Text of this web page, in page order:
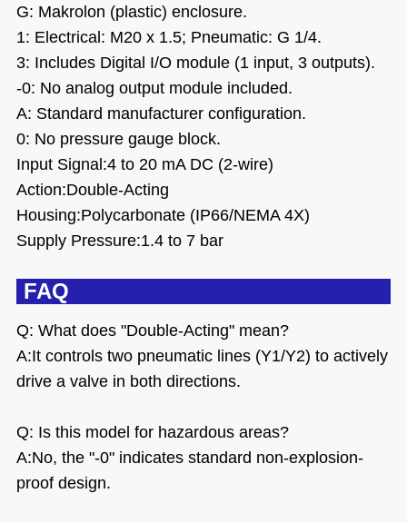
G: Makrolon (plastic) enclosure.
1: Electrical: M20 x 1.5; Pneumatic: G 1/4.
3: Includes Digital I/O module (1 input, 3 outputs).
-0: No analog output module included.
A: Standard manufacturer configuration.
0: No pressure gauge block.
Input Signal:4 to 20 mA DC (2-wire)
Action:Double-Acting
Housing:Polycarbonate (IP66/NEMA 4X)
Supply Pressure:1.4 to 7 bar
FAQ
Q: What does "Double-Acting" mean?
A:It controls two pneumatic lines (Y1/Y2) to actively
drive a valve in both directions.
Q: Is this model for hazardous areas?
A:No, the "-0" indicates standard non-explosion-
proof design.